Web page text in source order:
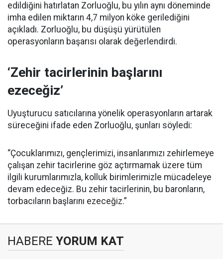
edildiğini hatırlatan Zorluoğlu, bu yılın aynı döneminde
imha edilen miktarın 4,7 milyon köke gerilediğini
açıkladı. Zorluoğlu, bu düşüşü yürütülen
operasyonların başarısı olarak değerlendirdi.
‘Zehir tacirlerinin başlarını
ezeceğiz’
Uyuşturucu satıcılarına yönelik operasyonların artarak
süreceğini ifade eden Zorluoğlu, şunları söyledi:
“Çocuklarımızı, gençlerimizi, insanlarımızı zehirlemeye
çalışan zehir tacirlerine göz açtırmamak üzere tüm
ilgili kurumlarımızla, kolluk birimlerimizle mücadeleye
devam edeceğiz. Bu zehir tacirlerinin, bu baronların,
torbacıların başlarını ezeceğiz.”
HABERE YORUM KAT